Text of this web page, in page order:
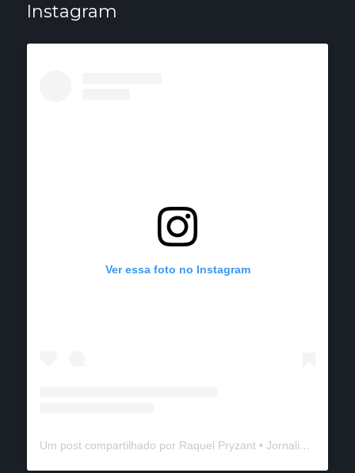
Instagram
Ver essa foto no Instagram
Um post compartilhado por Raquel Pryzant • Jornalismo de Viagem (@solanomundo)